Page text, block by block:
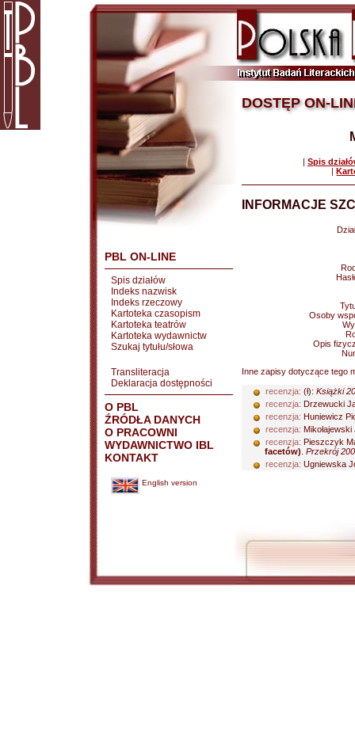
PBL ON-LINE
Spis działów
Indeks nazwisk
Indeks rzeczowy
Kartoteka czasopism
Kartoteka teatrów
Kartoteka wydawnictw
Szukaj tytułu/słowa
Transliteracja
Deklaracja dostępności
O PBL
ŹRÓDŁA DANYCH
O PRACOWNI
WYDAWNICTWO IBL
KONTAKT
English version
DOSTĘP ON-
| Spis
|
INFORMACJE
Osoby
Opis
Inne zapisy dotyczące tego
recenzja: (ł): Książki
recenzja: Drzewucki
recenzja: Huniewicz
recenzja:
recenzja: Pieszczyk
facetów) Przekrój
recenzja: Ugniewska